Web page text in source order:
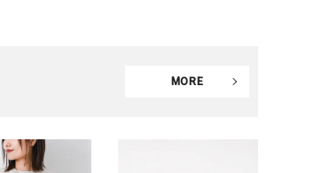
MORE